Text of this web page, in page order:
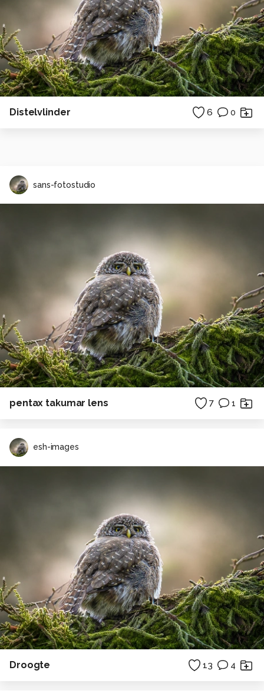
Distelvlinder 6 0
sans-fotostudio
pentax takumar lens 7 1
esh-images
Droogte 13 4